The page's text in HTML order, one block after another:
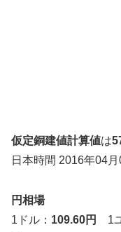
仮定銅建値計算値は
日本時間 2016年04
円相場
1ドル： 109.60円 1